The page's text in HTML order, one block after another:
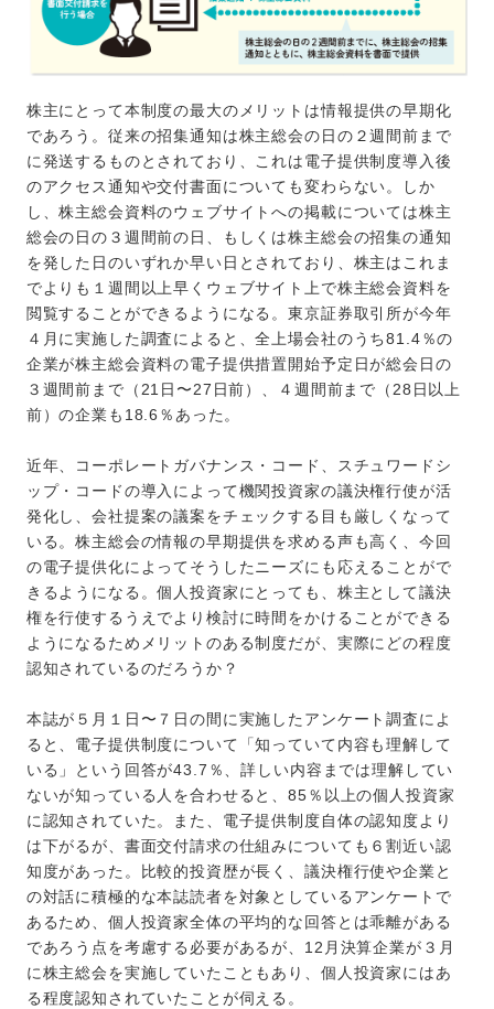
株主にとって本制度の最大のメリットは情報提供の早期化
であろう。従来の招集通知は株主総会の日の２週間前まで
に発送するものとされており、これは電子提供制度導入後
のアクセス通知や交付書面についても変わらない。しか
し、株主総会資料のウェブサイトへの掲載については株主
総会の日の３週間前の日、もしくは株主総会の招集の通知
を発した日のいずれか早い日とされており、株主はこれま
でよりも１週間以上早くウェブサイト上で株主総会資料を
閲覧することができるようになる。東京証券取引所が今年
４月に実施した調査によると、全上場会社のうち81.4％の
企業が株主総会資料の電子提供措置開始予定日が総会日の
３週間前まで（21日〜27日前）、４週間前まで（28日以上
前）の企業も18.6％あった。
近年、コーポレートガバナンス・コード、スチュワードシ
ップ・コードの導入によって機関投資家の議決権行使が活
発化し、会社提案の議案をチェックする目も厳しくなって
いる。株主総会の情報の早期提供を求める声も高く、今回
の電子提供化によってそうしたニーズにも応えることがで
きるようになる。個人投資家にとっても、株主として議決
権を行使するうえでより検討に時間をかけることができる
ようになるためメリットのある制度だが、実際にどの程度
認知されているのだろうか？
本誌が５月１日〜７日の間に実施したアンケート調査によ
ると、電子提供制度について「知っていて内容も理解して
いる」という回答が43.7％、詳しい内容までは理解してい
ないが知っている人を合わせると、85％以上の個人投資家
に認知されていた。また、電子提供制度自体の認知度より
は下がるが、書面交付請求の仕組みについても６割近い認
知度があった。比較的投資歴が長く、議決権行使や企業と
の対話に積極的な本誌読者を対象としているアンケートで
あるため、個人投資家全体の平均的な回答とは乖離がある
であろう点を考慮する必要があるが、12月決算企業が３月
に株主総会を実施していたこともあり、個人投資家にはあ
る程度認知されていたことが伺える。